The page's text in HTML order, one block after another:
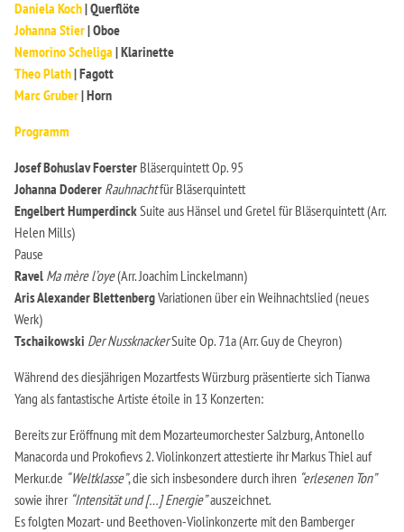
Daniela Koch| Querflöte
Johanna Stier| Oboe
Nemorino Scheliga | Klarinette
Theo Plath| Fagott
Marc Gruber| Horn
Programm
Josef Bohuslav Foerster Bläserquintett Op. 95
Johanna Doderer Rauhnachtfür Bläserquintett
Engelbert HumperdinckSuite aus Hänsel und Gretel für Bläserquintett (Arr.
Helen Mills)
Pause
Ravel Ma mère l’oye(Arr. Joachim Linckelmann)
Aris Alexander BlettenbergVariationen über ein Weihnachtslied (neues
Werk)
Tschaikowski Der NussknackerSuite Op. 71a (Arr. Guy de Cheyron)
Während des diesjährigen Mozartfests Würzburg präsentierte sich Tianwa
Yang als fantastische Artiste étoile in 13 Konzerten:
Bereits zur Eröffnung mit dem Mozarteumorchester Salzburg, Antonello
Manacorda und Prokofievs 2. Violinkonzert attestierte ihr Markus Thiel auf
Merkur.de “Weltklasse”, die sich insbesondere durch ihren “erlesenen Ton”
sowie ihrer “Intensität und […] Energie”auszeichnet.
Es folgten Mozart- und Beethoven-Violinkonzerte mit den Bamberger